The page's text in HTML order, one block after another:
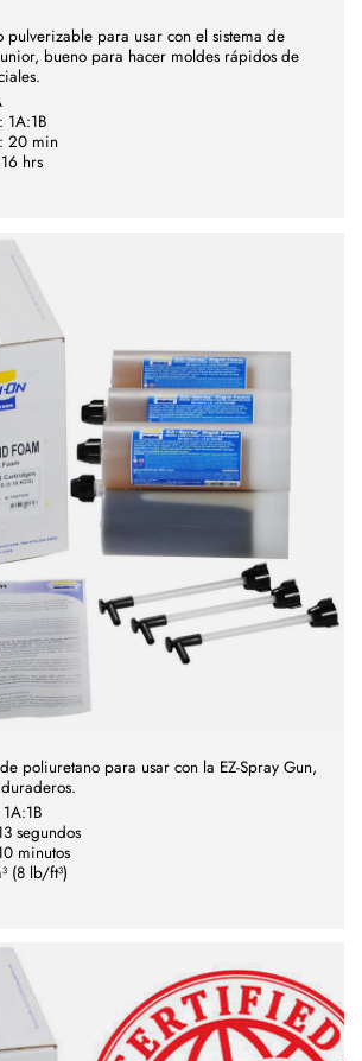
pulverizable para usar con el sistema de
bueno para hacer moldes rápidos de
1A:1B
20 min
hrs
poliuretano para usar con la EZ-Spray Gun,
segundos
minutos
(8 lb/ft³)